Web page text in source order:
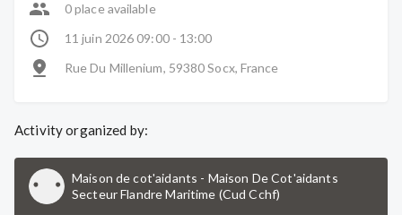
0 place available
11 juin 2026 09:00 - 13:00
Rue Du Millenium, 59380 Socx, France
Activity organized by:
Maison de cot'aidants - Maison De Cot'aidants
Secteur Flandre Maritime (Cud Cchf)